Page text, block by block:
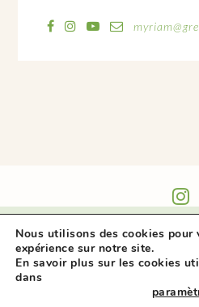
Nous utilisons des cookies
expérience sur notre site.
En savoir plus sur les cookies
dans